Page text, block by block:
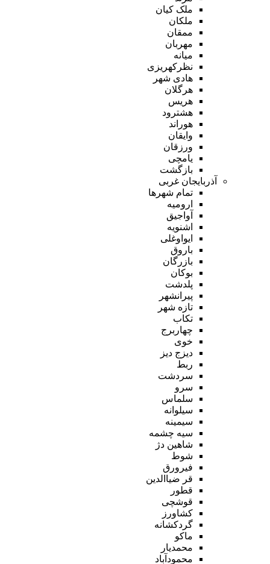
ملک کیان
ملکان
ممقان
مهربان
میانه
نظرکهریزی
هادی شهر
هرگلان
هریس
هشترود
هوراند
وایقان
ورزقان
یامچی
بازگشت
آذربایجان غربی
تمام شهر‌ها
ارومیه
آواجیق
اشنویه
ایواوغلی
باروق
بازرگان
بوکان
پلدشت
پیرانشهر
تازه شهر
تکاب
چهاربرج
خوی
دیزج دیز
ربط
سردشت
سرو
سلماس
سیلوانه
سیمینه
سیه چشمه
شاهین دژ
شوط
فیرورق
قر ضیاالدین
قطور
قوشچی
کشاورز
گردکشانه
ماکو
محمدیار
محمودآباد